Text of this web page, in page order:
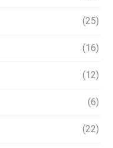
(25)
(16)
(12)
(6)
(22)